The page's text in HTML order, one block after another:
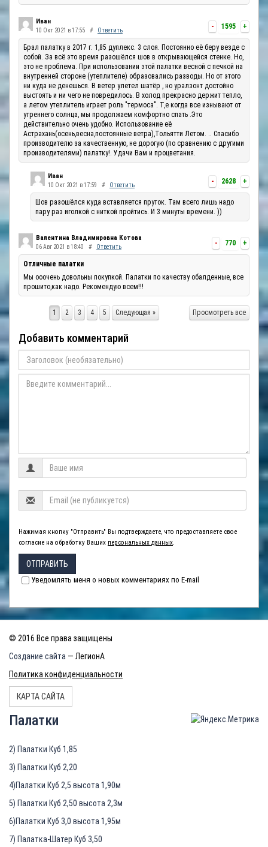
- 1595 +
Иван
10 Окт 2021 в 17:55 # Ответить
Брал палатку в 2017 г. 1,85 дуплекс. 3 слоя. Постоянно её беру везде с
собой. За всё это время разошёлся шов в открывающейся стенке. Но,
это не проблема. При использовании этой палатки весной с печкой на
внутренней стороне (утеплителе) образовались разводы. Но от этого
ни куда не денешься. В ветер улетел шатёр , но уралзонт достойно
выстоять и ни чего не повредилось. В холод прекрасно держит тепло,
а летом утеплитель играет роль "термоса". Т,е когда все изнывают от
утреннего солнца, мы продолжаем комфортно спать .Это
действительно очень удобно. Использование её
Астрахань(осень,весна,постоянные ветра),Тольятти Летом. .. Спасибо
производителю за качественную, не дорогую (по сравнению с другими
производителями) палатку!. Удачи Вам и процветания.
- 2628 +
Иван
10 Окт 2021 в 17:59 # Ответить
Шов разошёлся куда вставляется пруток. Там всего лишь надо
пару раз иголкой с ниткой пройтись. И 3 минуты времени. ))
- 770 +
Валентина Владимировна Котова
06 Авг 2021 в 18:40 # Ответить
Отличные палатки
Мы ооочень довольны покупкой. Палатки по качеству обалденные, все
прошито,как надо. Рекомендую всем!!!
Просмотреть все
1 2 3 4 5 Следующая »
Добавить комментарий
Нажимая кнопку "Отправить" Вы подтверждаете, что предоставляете свое
согласие на обработку Ваших персональных данных.
ОТПРАВИТЬ
Уведомлять меня о новых комментариях по E-mail
© 2016 Все права защищены
Создание сайта — ЛегионА
Политика конфиденциальности
КАРТА САЙТА
Палатки
2) Палатки Куб 1,85
3) Палатки Куб 2,20
4)Палатки Куб 2,5 высота 1,90м
5) Палатки Куб 2,50 высота 2,3м
6)Палатки Куб 3,0 высота 1,95м
7) Палатка-Шатер Куб 3,50